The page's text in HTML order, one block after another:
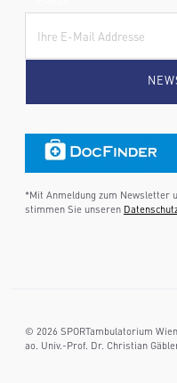
*Mit Anmeldung zum Newsletter
stimmen Sie unseren
© 2026 SPORTambulatorium Wien
ao. Univ.-Prof. Dr. Christian